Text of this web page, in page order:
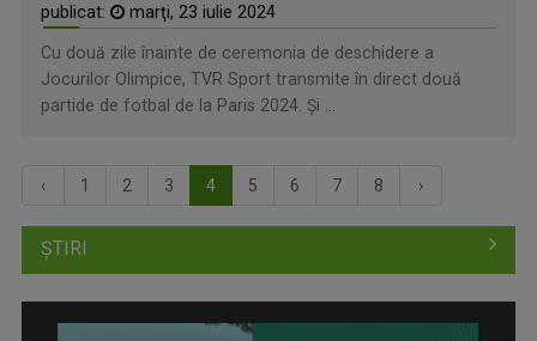
publicat: marţi, 23 iulie 2024
Cu două zile înainte de ceremonia de deschidere a
Jocurilor Olimpice, TVR Sport transmite în direct două
partide de fotbal de la Paris 2024. Şi ...
‹ 1 2 3 4 5 6 7 8 ›
ȘTIRI